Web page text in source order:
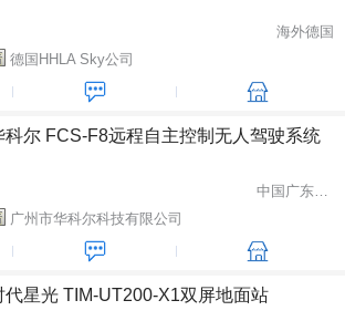
海外德国
德国HHLA Sky公司
华科尔 FCS-F8远程自主控制无人驾驶系统
中国广东省广州市
广州市华科尔科技有限公司
代星光 TIM-UT200-X1双屏地面站